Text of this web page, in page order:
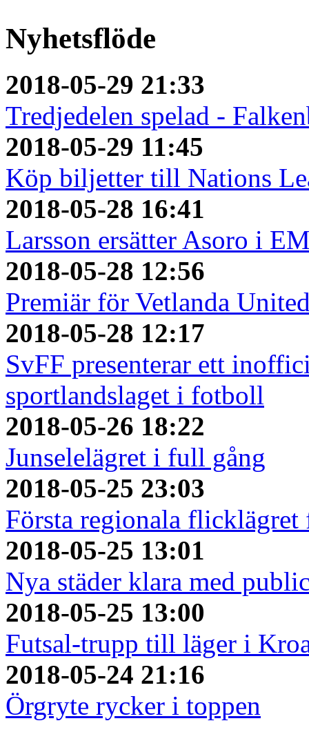
Nyhetsflöde
2018-05-29 21:33
Tredjedelen spelad -
2018-05-29 11:45
Köp biljetter till Nations
2018-05-28 16:41
Larsson ersätter Asoro i
2018-05-28 12:56
Premiär för Vetlanda
2018-05-28 12:17
SvFF presenterar ett
sportlandslaget i fotboll
2018-05-26 18:22
Junselelägret i full gång
2018-05-25 23:03
Första regionala
2018-05-25 13:01
Nya städer klara med
2018-05-25 13:00
Futsal-trupp till läger i
2018-05-24 21:16
Örgryte rycker i toppen